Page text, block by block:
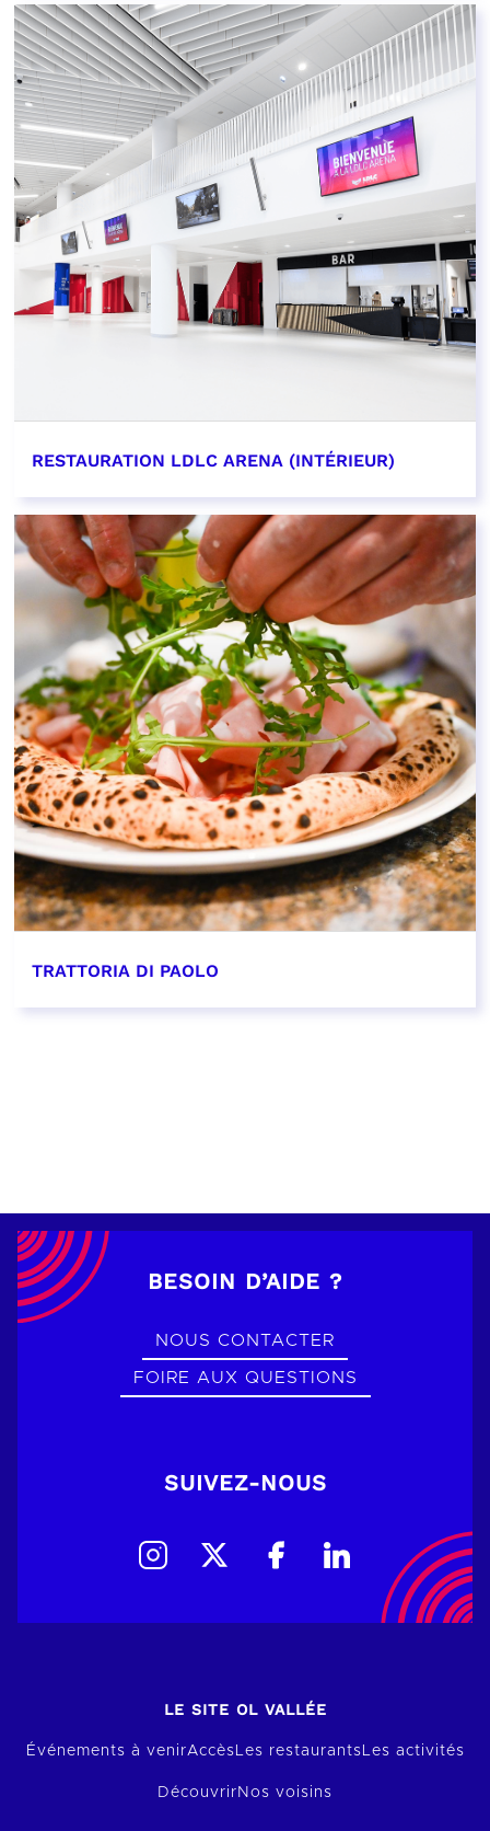
EN SAVOIR PLUS
RESTAURATION LDLC ARENA (INTÉRIEUR)
EN SAVOIR PLUS
TRATTORIA DI PAOLO
BESOIN D’AIDE ?
NOUS CONTACTER
FOIRE AUX QUESTIONS
SUIVEZ-NOUS
LE SITE OL VALLÉE
Événements à venirAccèsLes restaurantsLes activités
Découvrir Nos voisins